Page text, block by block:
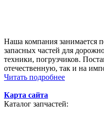
Наша компания занимается
запасных частей для
техники, погрузчиков.
отечественную, так и на
Читать подробнее
Карта сайта
Каталог запчастей: